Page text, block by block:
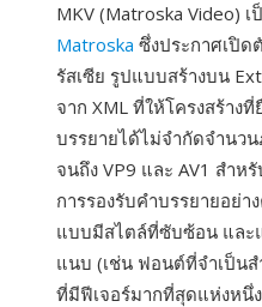
MKV (Matroska Video)
Matroska ซึ่งประกาศเปิ
รัสเซีย รูปแบบสร้างบน
จาก XML ที่ให้โครงสร้าง
บรรยายได้ไม่จำกัดจำนว
จนถึง VP9 และ AV1 สำห
การรองรับคำบรรยายอย่
แบบมีสไตล์ที่ซับซ้อน และ
แนบ (เช่น ฟอนต์ที่จำเป็น
ที่มีฟีเจอร์มากที่สุดแห่งหนึ่ง